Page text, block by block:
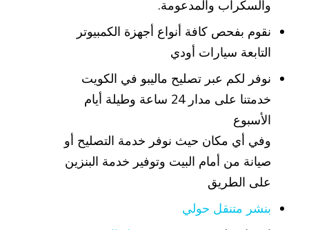
والسكراب والمدعومة.
نقوم بفحص كافة أنواع أجهزة الكمبيوتر
التابعة سيارات أودي
نوفر لكم عبر تصليح ماليبو في الكويت
خدمتنا على مدار 24 ساعة وطيلة أيام
الأسبوع
وفي أي مكان حيث نوفر خدمة التصليح أو
صيانة من أمام البيت وتوفير خدمة البنزين
على الطريق
بنشر متنقل حولي